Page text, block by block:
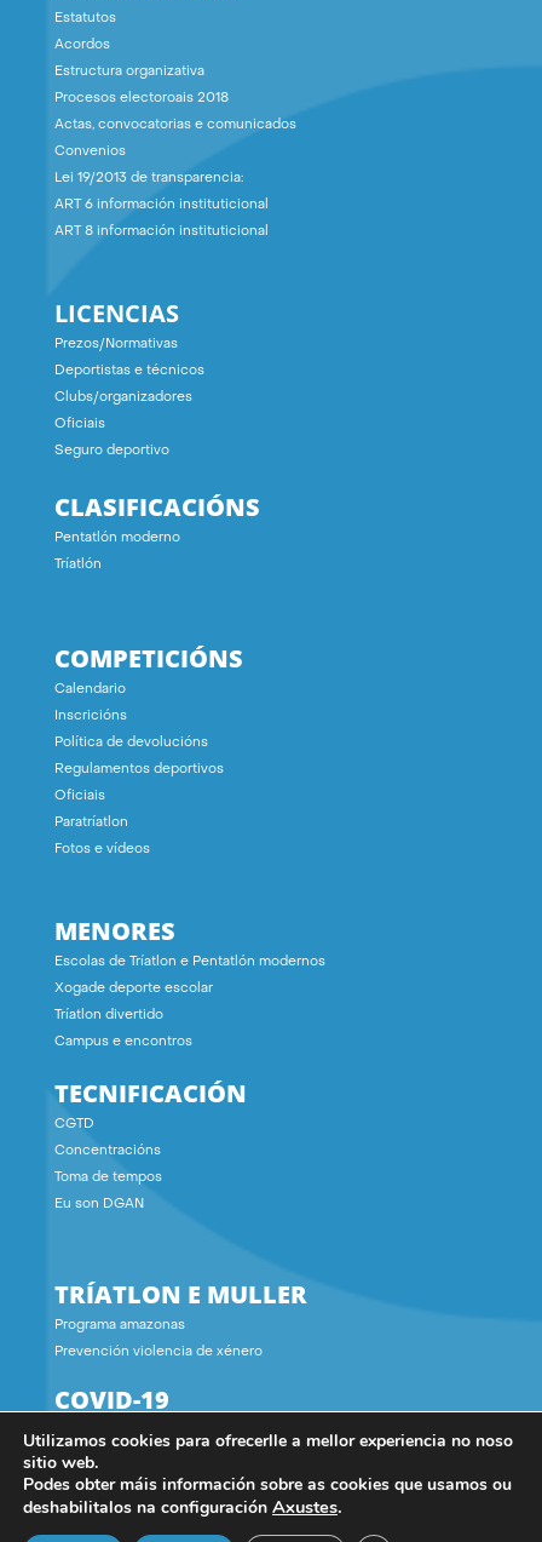
Estatutos
Acordos
Estructura organizativa
Procesos electoroais 2018
Actas, convocatorias e comunicados
Convenios
Lei 19/2013 de transparencia:
ART 6 información instituticional
ART 8 información instituticional
LICENCIAS
Prezos/Normativas
Deportistas e técnicos
Clubs/organizadores
Oficiais
Seguro deportivo
CLASIFICACIÓNS
Pentatlón moderno
Tríatlón
COMPETICIÓNS
Calendario
Inscricións
Política de devolucións
Regulamentos deportivos
Oficiais
Paratríatlon
Fotos e vídeos
MENORES
Escolas de Tríatlon e Pentatlón modernos
Xogade deporte escolar
Tríatlon divertido
Campus e encontros
TECNIFICACIÓN
CGTD
Concentracións
Toma de tempos
Eu son DGAN
TRÍATLON E MULLER
Programa amazonas
Prevención violencia de xénero
COVID-19
CONTACTO
Utilizamos cookies para ofrecerlle a mellor experiencia no noso
sitio web.
Podes obter máis información sobre as cookies que usamos ou
deshabilitalos na configuración Axustes.